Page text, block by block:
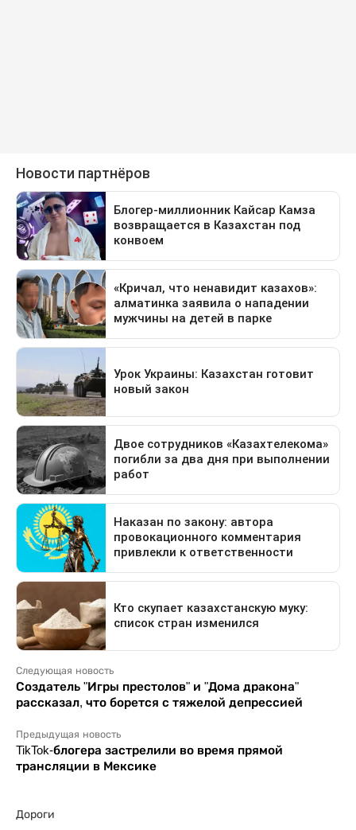
Следующая новость
Создатель "Игры престолов" и "Дома дракона"
рассказал, что борется с тяжелой депрессией
Предыдущая новость
TikTok-блогера застрелили во время прямой
трансляции в Мексике
Дороги